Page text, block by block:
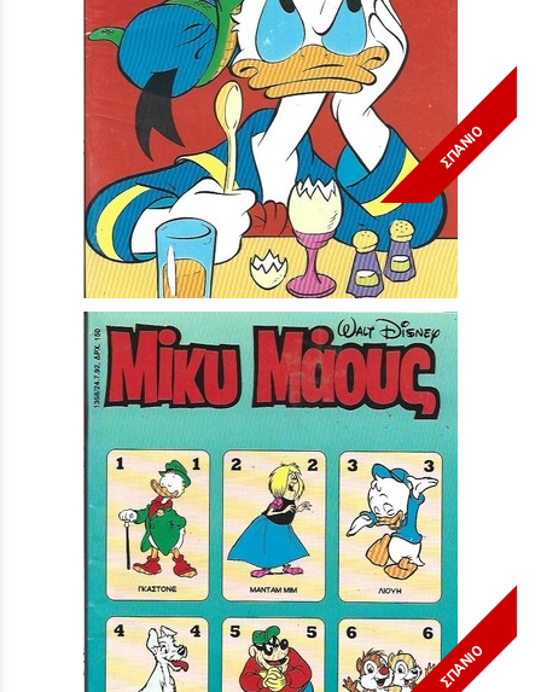
ΣΠΑΝΙΟ
Μίκυ Μάους #1410***
Τιμή: 3,90 €
ΣΠΑΝΙΟ